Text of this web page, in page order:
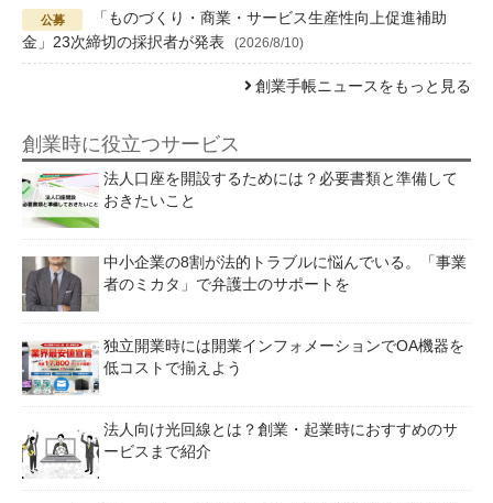
「ものづくり・商業・サービス生産性向上促進補助
金」23次締切の採択者が発表
(2026/8/10)
創業手帳ニュースをもっと見る
創業時に役立つサービス
法人口座を開設するためには？必要書類と準備して
おきたいこと
中小企業の8割が法的トラブルに悩んでいる。「事業
者のミカタ」で弁護士のサポートを
独立開業時には開業インフォメーションでOA機器を
低コストで揃えよう
法人向け光回線とは？創業・起業時におすすめのサ
ービスまで紹介